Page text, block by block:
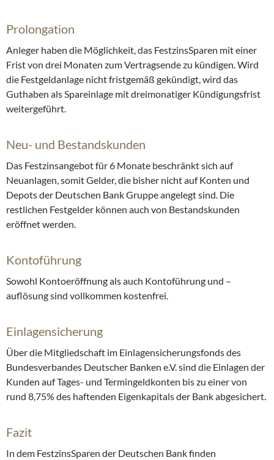
Prolongation
Anleger haben die Möglichkeit, das FestzinsSparen mit einer
Frist von drei Monaten zum Vertragsende zu kündigen. Wird
die Festgeldanlage nicht fristgemäß gekündigt, wird das
Guthaben als Spareinlage mit dreimonatiger Kündigungsfrist
weitergeführt.
Neu- und Bestandskunden
Das Festzinsangebot für 6 Monate beschränkt sich auf
Neuanlagen, somit Gelder, die bisher nicht auf Konten und
Depots der Deutschen Bank Gruppe angelegt sind. Die
restlichen Festgelder können auch von Bestandskunden
eröffnet werden.
Kontoführung
Sowohl Kontoeröffnung als auch Kontoführung und –
auflösung sind vollkommen kostenfrei.
Einlagensicherung
Über die Mitgliedschaft im Einlagensicherungsfonds des
Bundesverbandes Deutscher Banken e.V. sind die Einlagen der
Kunden auf Tages- und Termingeldkonten bis zu einer von
rund 8,75% des haftenden Eigenkapitals der Bank abgesichert.
Fazit
In dem FestzinsSparen der Deutschen Bank finden